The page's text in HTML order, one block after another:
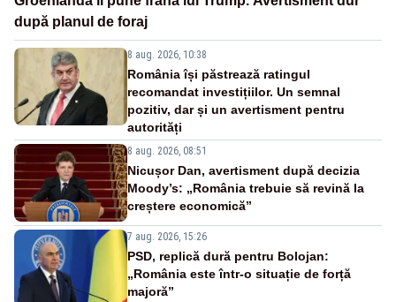
după planul de foraj
8 aug. 2026, 10:38
România își păstrează ratingul
recomandat investițiilor. Un semnal
pozitiv, dar și un avertisment pentru
autorități
8 aug. 2026, 08:51
Nicușor Dan, avertisment după decizia
Moody’s: „România trebuie să revină la
creștere economică”
7 aug. 2026, 15:26
PSD, replică dură pentru Bolojan:
„România este într-o situație de forță
majoră”